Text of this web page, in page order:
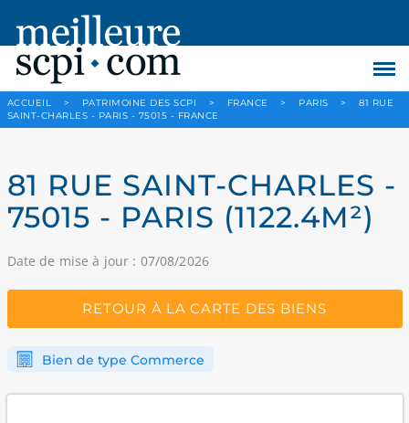
ACCUEIL > PATRIMOINE DES SCPI > FRANCE > PARIS >
81 RUE
SAINT-CHARLES - PARIS - 75015 - FRANCE
81 RUE SAINT-CHARLES -
75015 - PARIS (1122.4M²)
Date de mise à jour : 07/08/2026
RETOUR À LA CARTE DES BIENS
Bien de type Commerce